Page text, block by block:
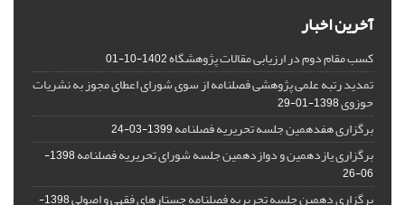
آخرین اخبار
کسب مقام دوم در ارزیابی مقالات پژوهشگاه1402-10-01
تمدید رتبه علمی پژوهشی فصلنامه از سوی شورای اعطای مجوز به نشریات
حوزوی1398-01-29
برگزاری هفدهمین جلسه تحریریه فصلنامه1399-03-24
برگزاری یازدهمین و دوازدهمین جلسه شورای تحریریه فصلنامه
1398-
06-26
برگزاری دهمین جلسه تحریریه فصلنامه جستارهای فقهی و اصولی 1398-